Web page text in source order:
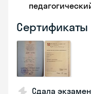
Сертификаты
Сдала